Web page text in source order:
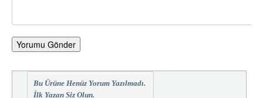
Yorumu Gönder
Bu Ürüne Henüz Yorum Yazılmadı.
İlk Yazan Siz Olun.